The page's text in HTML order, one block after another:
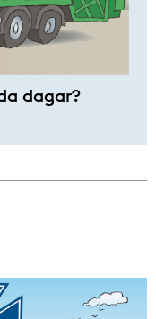
dagar?